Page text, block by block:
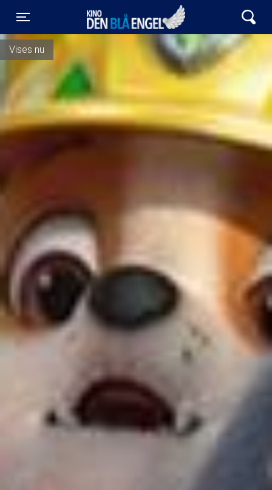
Toggle navigation
Kino Den Blå Engel
Vises nu